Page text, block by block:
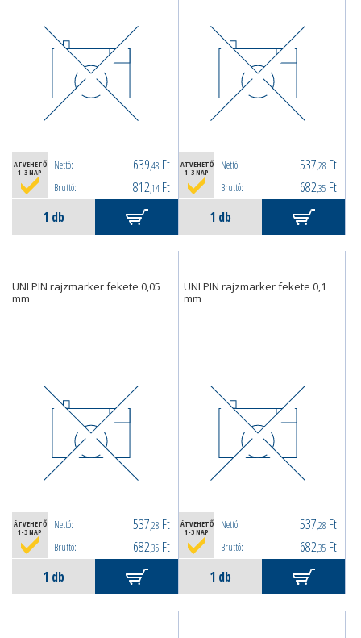
ÁTVEHETŐ
1-3 NAP
Nettó: 639,48 Ft
Bruttó: 812,14 Ft
ÁTVEHETŐ
1-3 NAP
Nettó: 537,28 Ft
Bruttó: 682,35 Ft
UNI PIN rajzmarker fekete 0,05
mm
ÁTVEHETŐ
1-3 NAP
Nettó: 537,28 Ft
Bruttó: 682,35 Ft
UNI PIN rajzmarker fekete 0,1
mm
ÁTVEHETŐ
1-3 NAP
Nettó: 537,28 Ft
Bruttó: 682,35 Ft